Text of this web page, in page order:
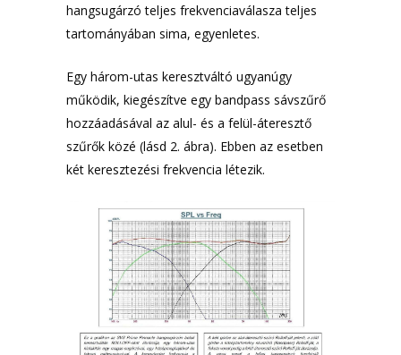
hangsugárzó teljes frekvenciaválasza teljes
tartományában sima, egyenletes.
Egy három-utas keresztváltó ugyanúgy
működik, kiegészítve egy bandpass sávszűrő
hozzáadásával az alul- és a felül-áteresztő
szűrők közé (lásd 2. ábra). Ebben az esetben
két keresztezési frekvencia létezik.